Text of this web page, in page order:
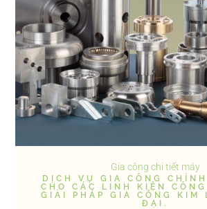
Gia công chi tiết máy
DỊCH VỤ GIA CÔNG
CHO CÁC LINH KIỆN
GIẢI PHÁP GIA CÔNG KIM
ĐẠI.